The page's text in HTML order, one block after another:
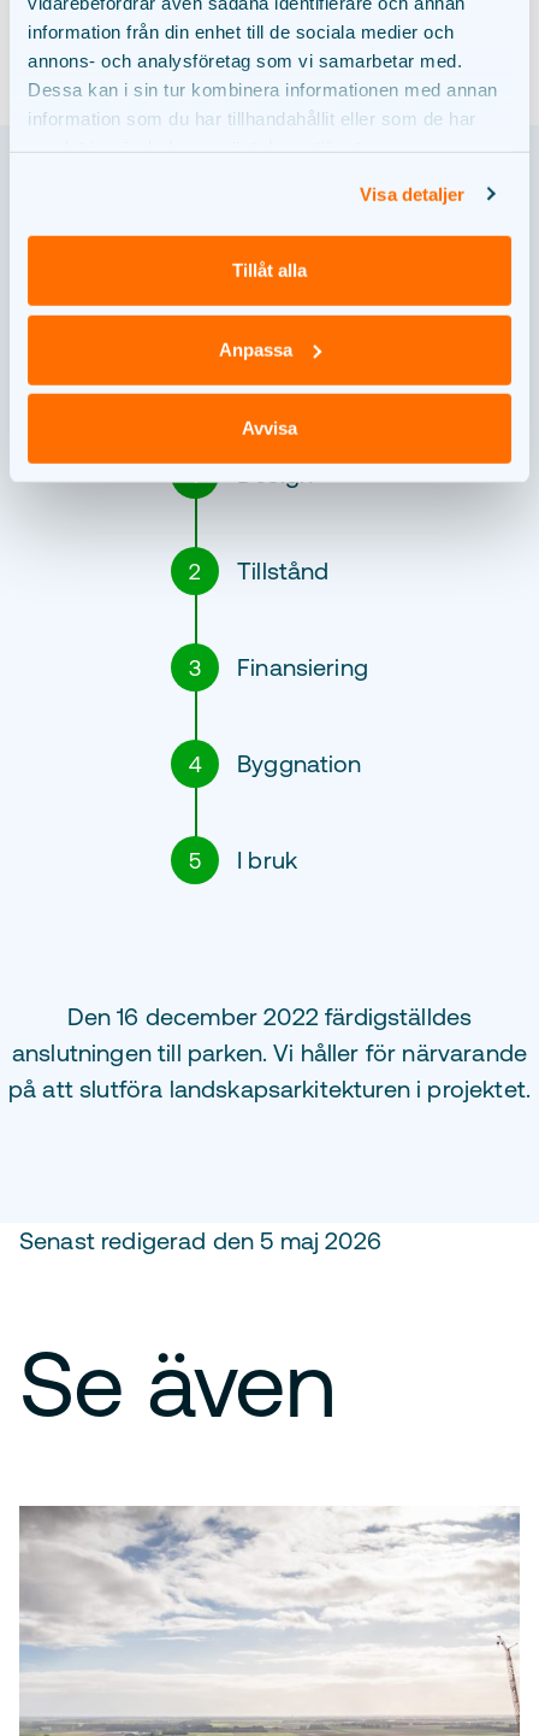
information från din enhet till de sociala medier och
annons- och analysföretag som vi samarbetar med.
Dessa kan i sin tur kombinera informationen med annan
information som du har tillhandahållit eller som de har
Visa detaljer
Tillåt alla
Anpassa
Avvisa
Var befinner vi oss nu?
2 Tillstånd
3 Finansiering
4 Byggnation
5 I bruk
Den 16 december 2022 färdigställdes
anslutningen till parken. Vi håller för närvarande
på att slutföra landskapsarkitekturen i projektet.
Senast redigerad den 5 maj 2026
Se även